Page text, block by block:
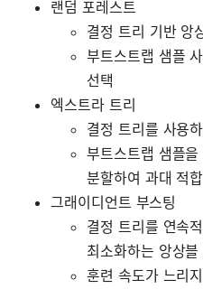
랜덤 포레스트
결정 트리 기반 앙
부트스트랩 샘플
선택
엑스트라 트리
결정 트리를 사용
부트스트랩 샘플
분할하여 과대 적
그래이디언트 부스팅
결정 트리를 연속
최소화하는 앙상블
훈련 속도가 느리